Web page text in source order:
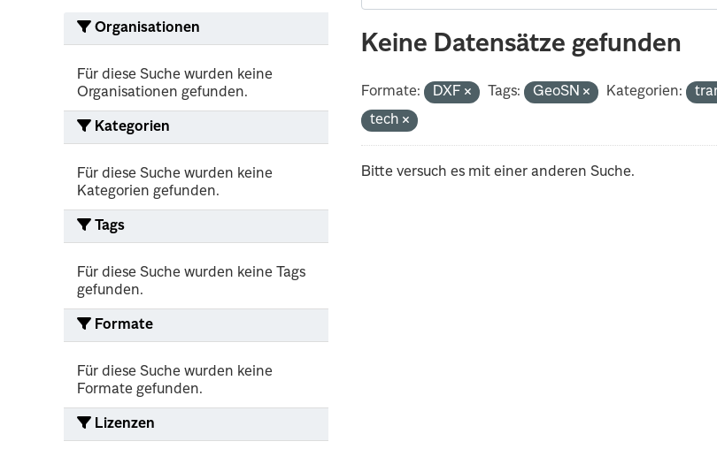
Organisationen
Für diese Suche wurden keine
Organisationen gefunden.
Kategorien
Für diese Suche wurden keine
Kategorien gefunden.
Tags
Für diese Suche wurden keine Tags
gefunden.
Formate
Für diese Suche wurden keine
Formate gefunden.
Lizenzen
Keine Datensätze gefunden
Formate: DXF Tags: GeoSN Kategorien:
tech
Bitte versuch es mit einer anderen Suche.